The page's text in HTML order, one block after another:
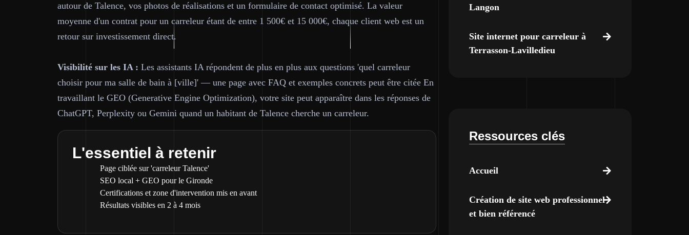
autour de Talence, vos photos de réalisations et un formulaire de contact optimisé. La valeur
moyenne d'un contrat pour un carreleur étant de entre 1 500€ et 15 000€, chaque client web est un
retour sur investissement direct.
Visibilité sur les IA : Les assistants IA répondent de plus en plus aux questions 'quel carreleur
choisir pour ma salle de bain à [ville]' — une page avec FAQ et exemples concrets peut être citée En
travaillant le GEO (Generative Engine Optimization), votre site peut apparaître dans les réponses de
ChatGPT, Perplexity ou Gemini quand un habitant de Talence cherche un carreleur.
L'essentiel à retenir
Page ciblée sur 'carreleur Talence'
SEO local + GEO pour le Gironde
Certifications et zone d'intervention mis en avant
Résultats visibles en 2 à 4 mois
Langon
Site internet pour carreleur à
Terrasson-Lavilledieu
Ressources clés
Accueil
Création de site web professionnel
et bien référencé